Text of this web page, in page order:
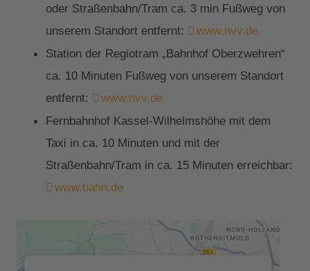
oder Straßenbahn/Tram ca. 3 min Fußweg von
unserem Standort entfernt:
www.nvv.de
Station der Regiotram „Bahnhof Oberzwehren“
ca. 10 Minuten Fußweg von unserem Standort
entfernt:
www.nvv.de
Fernbahnhof Kassel-Wilhelmshöhe mit dem
Taxi in ca. 10 Minuten und mit der
Straßenbahn/Tram in ca. 15 Minuten erreichbar:
www.bahn.de